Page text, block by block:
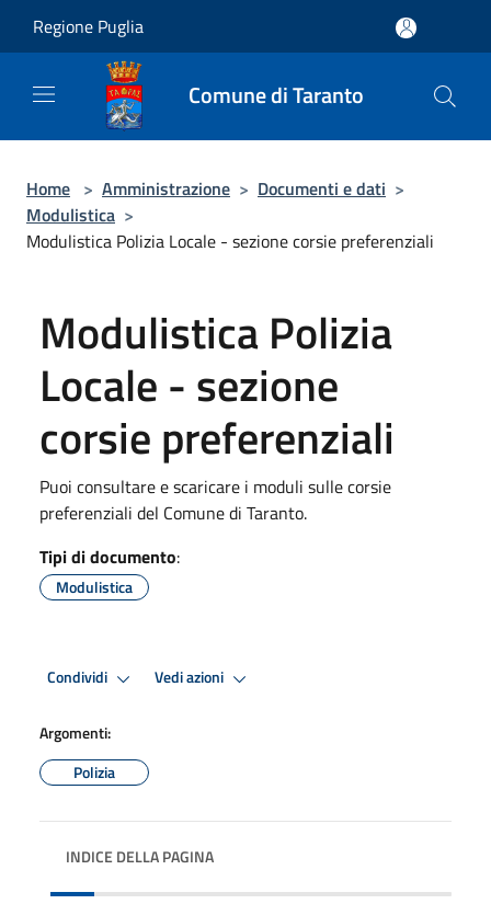
Regione Puglia
Comune di Taranto
Home > Amministrazione > Documenti e dati >
Modulistica >
Modulistica Polizia Locale - sezione corsie preferenziali
Modulistica Polizia
Locale - sezione
corsie preferenziali
Puoi consultare e scaricare i moduli sulle corsie
preferenziali del Comune di Taranto.
Tipi di documento:
Modulistica
Condividi Vedi azioni
Argomenti:
Polizia
INDICE DELLA PAGINA